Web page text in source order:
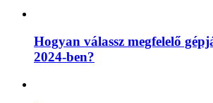
Hogyan válassz megfelelő
2024-ben?